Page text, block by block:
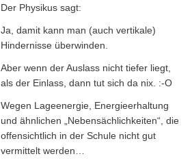
Der Physikus sagt:
Ja, damit kann man (auch vertikale)
Hindernisse überwinden.
Aber wenn der Auslass nicht tiefer liegt,
als der Einlass, dann tut sich da nix. :-O
Wegen Lageenergie, Energieerhaltung
und ähnlichen „Nebensächlichkeiten“, die
offensichtlich in der Schule nicht gut
vermittelt werden…